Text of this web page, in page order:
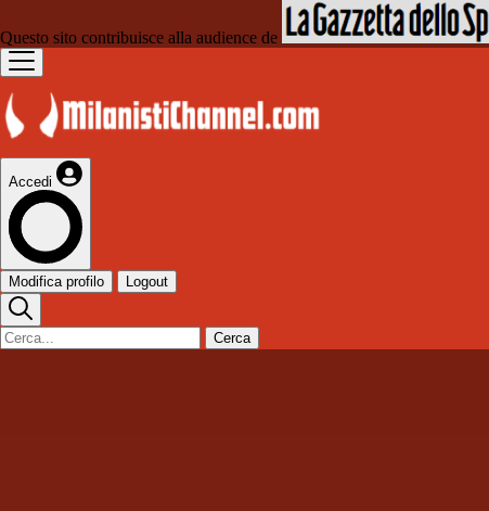
Questo sito contribuisce alla audience de
Accedi
Modifica profilo Logout
Cerca